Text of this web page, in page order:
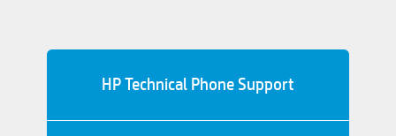
HP Technical Phone Support